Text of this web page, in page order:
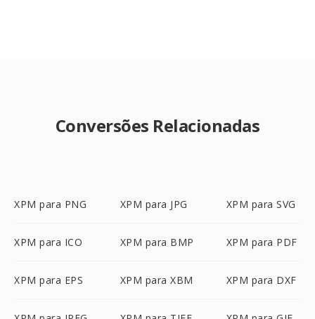
Conversões Relacionadas
XPM para PNG XPM para JPG XPM para SVG
XPM para ICO XPM para BMP XPM para PDF
XPM para EPS XPM para XBM XPM para DXF